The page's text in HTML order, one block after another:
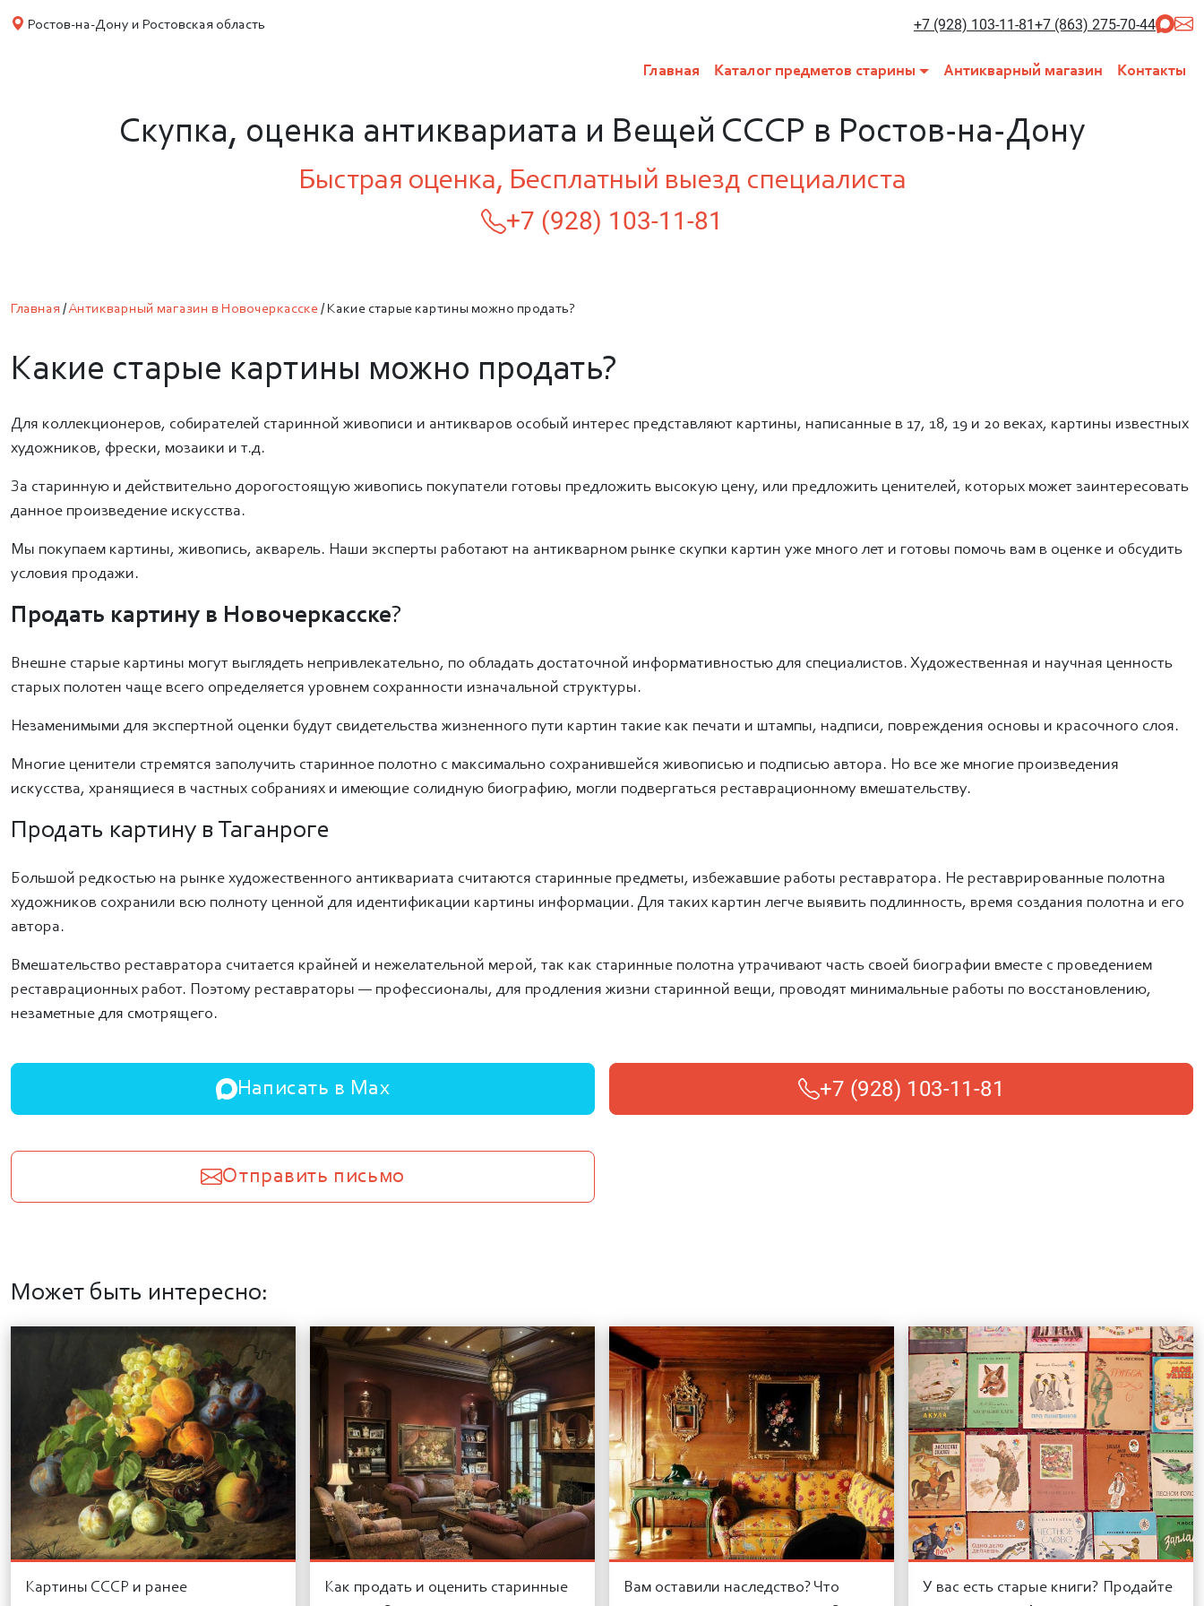
Ростов-на-Дону и Ростовская область +7 (928) 103-11-81+7 (863) 275-70-44
Главная Каталог предметов старины Антикварный магазин Контакты
Скупка, оценка антиквариата и Вещей СССР в Ростов-на-Дону
Быстрая оценка, Бесплатный выезд специалиста
+7 (928) 103-11-81
Главная/Антикварный магазин в Новочеркасске/ Какие старые картины можно продать?
Какие старые картины можно продать?
Для коллекционеров, собирателей старинной живописи и антикваров особый интерес представляют картины, написанные в 17, 18, 19 и 20 веках, картины известных
художников, фрески, мозаики и т.д.
За старинную и действительно дорогостоящую живопись покупатели готовы предложить высокую цену, или предложить ценителей, которых может заинтересовать
данное произведение искусства.
Мы покупаем картины, живопись, акварель. Наши эксперты работают на антикварном рынке скупки картин уже много лет и готовы помочь вам в оценке и обсудить
условия продажи.
Продать картину в Новочеркасске?
Внешне старые картины могут выглядеть непривлекательно, по обладать достаточной информативностью для специалистов. Художественная и научная ценность
старых полотен чаще всего определяется уровнем сохранности изначальной структуры.
Незаменимыми для экспертной оценки будут свидетельства жизненного пути картин такие как печати и штампы, надписи, повреждения основы и красочного слоя.
Многие ценители стремятся заполучить старинное полотно с максимально сохранившейся живописью и подписью автора. Но все же многие произведения
искусства, хранящиеся в частных собраниях и имеющие солидную биографию, могли подвергаться реставрационному вмешательству.
Продать картину в Таганроге
Большой редкостью на рынке художественного антиквариата считаются старинные предметы, избежавшие работы реставратора. Не реставрированные полотна
художников сохранили всю полноту ценной для идентификации картины информации. Для таких картин легче выявить подлинность, время создания полотна и его
автора.
Вмешательство реставратора считается крайней и нежелательной мерой, так как старинные полотна утрачивают часть своей биографии вместе с проведением
реставрационных работ. Поэтому реставраторы — профессионалы, для продления жизни старинной вещи, проводят минимальные работы по восстановлению,
незаметные для смотрящего.
Написать в Max +7 (928) 103-11-81
Отправить письмо
Может быть интересно:
Картины СССР и ранее
Как продать и оценить старинные
Вам оставили наследство? Что
У вас есть старые книги? Продайте